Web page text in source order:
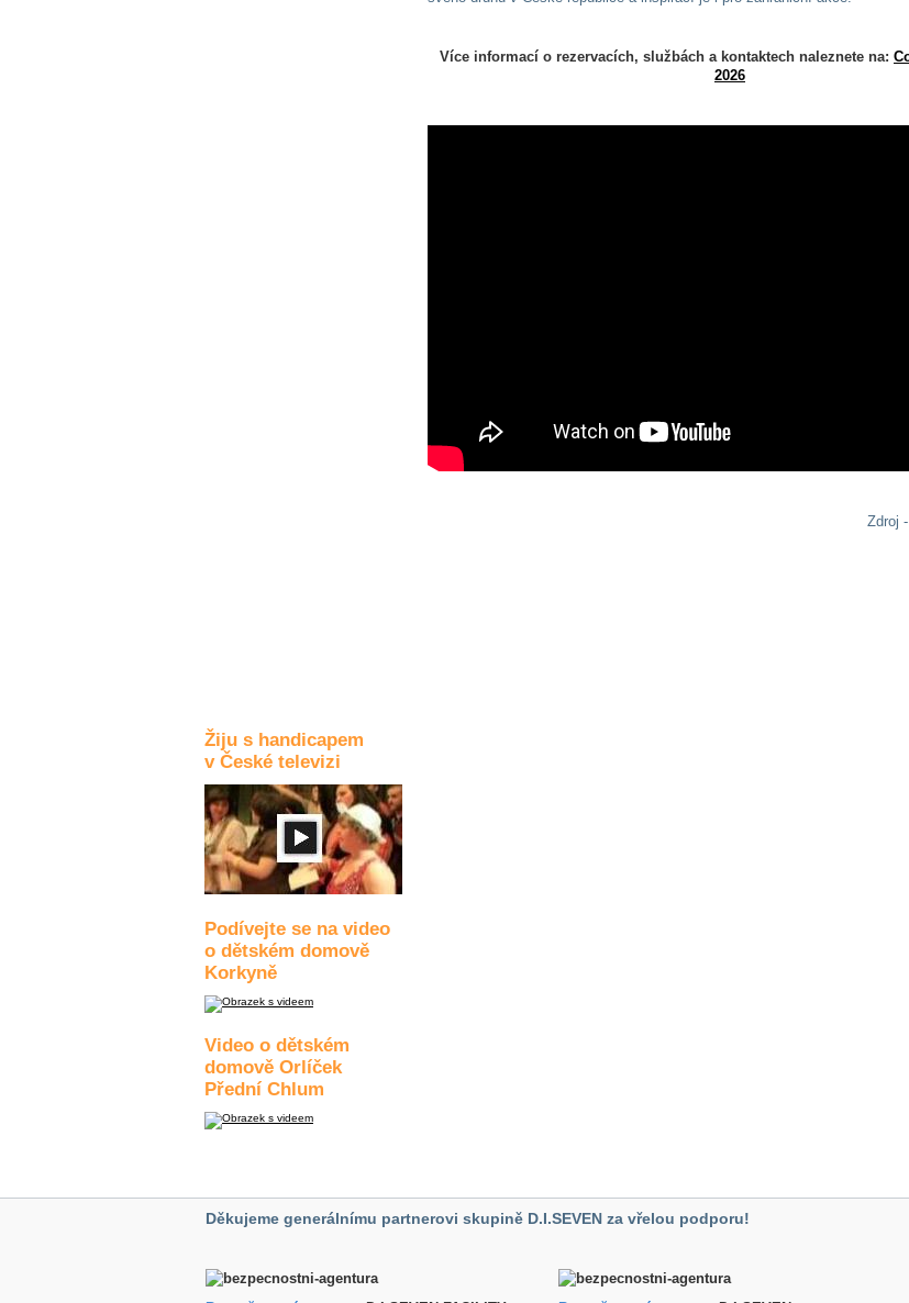
Žiju s handicapem
v České televizi
Podívejte se na video
o dětském domově
Korkyně
Video o dětském
domově Orlíček
Přední Chlum
Více informací o rezervacích, službách a kontaktech naleznete na:
2026
Zdroj
Děkujeme generálnímu partnerovi skupině D.I.SEVEN za vřelou podporu!